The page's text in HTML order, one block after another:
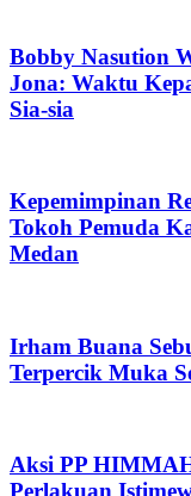
Bobby Nasution
Jona: Waktu
Sia-sia
Kepemimpinan
Tokoh Pemuda
Medan
Irham Buana
Terpercik Muka
Aksi PP
Perlakuan